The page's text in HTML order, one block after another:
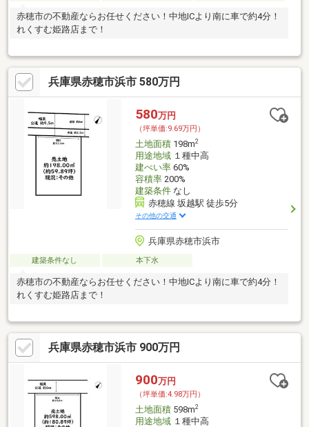
赤穂市の不動産ならお任せください！中地ICより南に車で約4分！
れくすむ姫路店まで！
兵庫県赤穂市浜市 580万円
580万円
（坪単価:9.69万円）
土地面積198m2
用途地域１種中高
建ぺい率60%
容積率200%
建築条件なし
赤穂線 坂越駅 徒歩5分
その他の交通
兵庫県赤穂市浜市
建築条件なし 本下水
赤穂市の不動産ならお任せください！中地ICより南に車で約4分！
れくすむ姫路店まで！
兵庫県赤穂市浜市 900万円
900万円
（坪単価:4.98万円）
土地面積598m2
用途地域１種中高